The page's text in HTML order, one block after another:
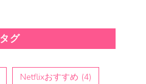
タグ
Netflixおすすめ (4)